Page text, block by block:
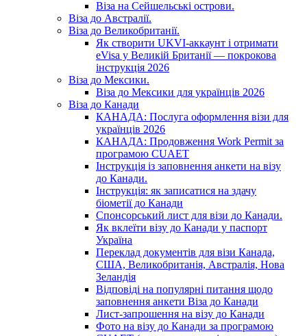
Віза на Сейшельські острови.
Віза до Австралії.
Віза до Великобританії.
Як створити UKVI-аккаунт і отримати
eVisa у Великій Британії — покрокова
інструкція 2026
Віза до Мексики.
Віза до Мексики для українців 2026
Віза до Канади
КАНАДА: Послуга оформлення візи для
українців 2026
КАНАДА: Продовження Work Permit за
програмою CUAET
Інструкція із заповнення анкети на візу
до Канади.
Інструкція: як записатися на здачу
біометії до Канади
Спонсорський лист для візи до Канади.
Як вклеїти візу до Канади у паспорт
Україна
Переклад документів для візи Канада,
США, Великобританія, Австралія, Нова
Зеландія
Відповіді на популярні питання щодо
заповнення анкети Віза до Канади
Лист-запрошення на візу до Канади
Фото на візу до Канади за програмою